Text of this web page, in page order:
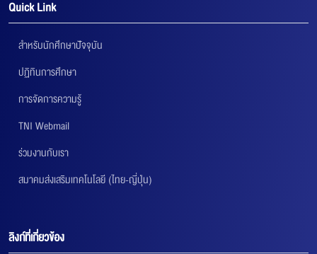
Quick Link
สำหรับนักศึกษาปัจจุบัน
ปฏิทินการศึกษา
การจัดการความรู้
TNI Webmail
ร่วมงานกับเรา
สมาคมส่งเสริมเทคโนโลยี (ไทย-ญี่ปุ่น)
ลิงก์ที่เกี่ยวข้อง